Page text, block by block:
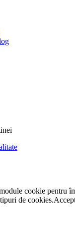
cookie pentru
de cookies.